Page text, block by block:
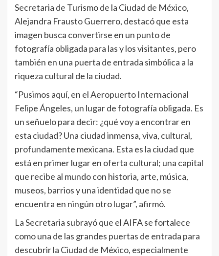
Secretaria de Turismo de la Ciudad de México,
Alejandra Frausto Guerrero, destacó que esta
imagen busca convertirse en un punto de
fotografía obligada para las y los visitantes, pero
también en una puerta de entrada simbólica a la
riqueza cultural de la ciudad.
“Pusimos aquí, en el Aeropuerto Internacional
Felipe Ángeles, un lugar de fotografía obligada. Es
un señuelo para decir: ¿qué voy a encontrar en
esta ciudad? Una ciudad inmensa, viva, cultural,
profundamente mexicana. Esta es la ciudad que
está en primer lugar en oferta cultural; una capital
que recibe al mundo con historia, arte, música,
museos, barrios y una identidad que no se
encuentra en ningún otro lugar”, afirmó.
La Secretaria subrayó que el AIFA se fortalece
como una de las grandes puertas de entrada para
descubrir la Ciudad de México, especialmente